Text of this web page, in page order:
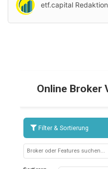
etf.capital Redaktion